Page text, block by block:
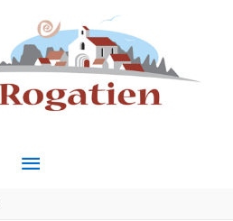
MENU